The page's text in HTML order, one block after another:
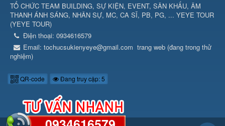
TỔ CHỨC TEAM BUILDING, SỰ KIỆN, EVENT, SÂN KHẤU, ÂM
THANH ÁNH SÁNG, NHÂN SỰ, MC, CA SĨ, PB, PG, ... YEYE TOUR
(YEYE TOUR)
Điện thoại: 0934616579
Email: tochucsukienyeye@gmail.com trang web (đang trong thử
nghiệm)
QR-code Đang truy cập: 5